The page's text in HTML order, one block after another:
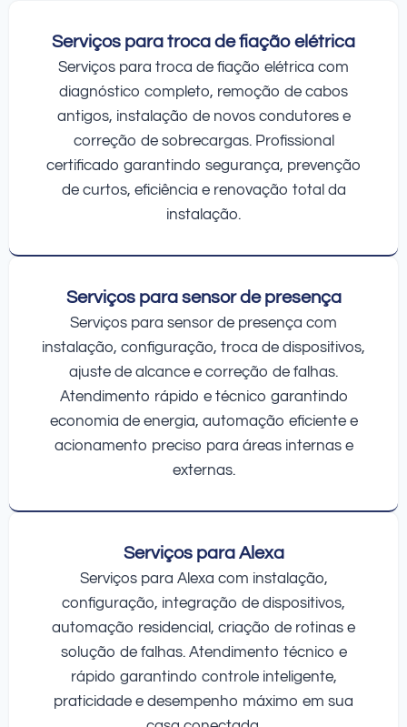
Serviços para troca de fiação elétrica
Serviços para troca de fiação elétrica com
diagnóstico completo, remoção de cabos
antigos, instalação de novos condutores e
correção de sobrecargas. Profissional
certificado garantindo segurança, prevenção
de curtos, eficiência e renovação total da
instalação.
Serviços para sensor de presença
Serviços para sensor de presença com
instalação, configuração, troca de dispositivos,
ajuste de alcance e correção de falhas.
Atendimento rápido e técnico garantindo
economia de energia, automação eficiente e
acionamento preciso para áreas internas e
externas.
Serviços para Alexa
Serviços para Alexa com instalação,
configuração, integração de dispositivos,
automação residencial, criação de rotinas e
solução de falhas. Atendimento técnico e
rápido garantindo controle inteligente,
praticidade e desempenho máximo em sua